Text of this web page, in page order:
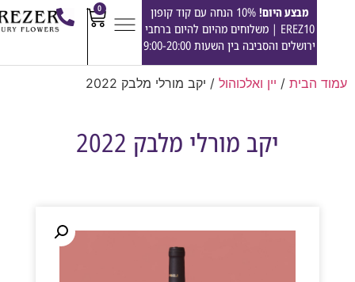
מבצע היום!
10% הנחה עם קוד קופון
EREZ10 | משלוחים מהיום להיום ברחבי
ירושלים והסביבה בין השעות 9:00-20:00
/יין ואלכוהול/ יקב מורלי מלבק 2022
יקב מורלי מלבק 2022